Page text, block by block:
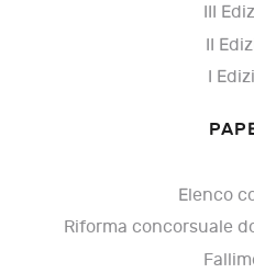
III
II
I
Elenco
Riforma concorsuale